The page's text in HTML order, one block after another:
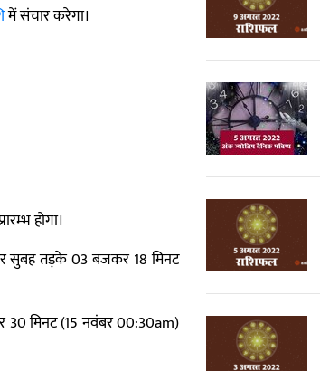
में संचार करेगा।
होगा।
सुबह तड़के 03 बजकर 18 मिनट
30 मिनट (15 नवंबर 00:30am)